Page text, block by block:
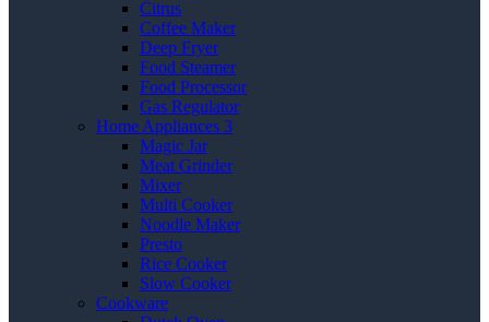
Citrus
Coffee Maker
Deep Fryer
Food Steamer
Food Processor
Gas Regulator
Home Appliances 3
Magic Jar
Meat Grinder
Mixer
Multi Cooker
Noodle Maker
Presto
Rice Cooker
Slow Cooker
Cookware